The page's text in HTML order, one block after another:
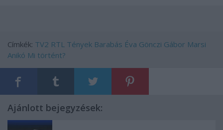
Címkék: TV2 RTL Tények Barabás Éva Gönczi Gábor Marsi
Anikó Mi történt?
Ajánlott bejegyzések: